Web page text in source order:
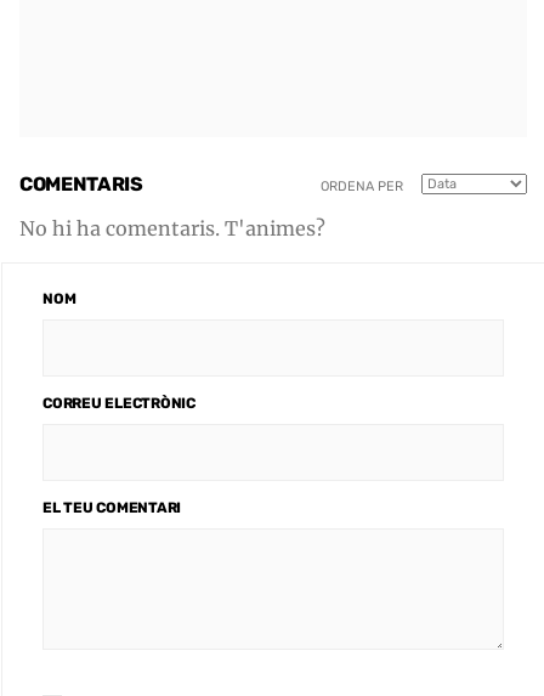
COMENTARIS ORDENA PER
No hi ha comentaris. T'animes?
NOM
CORREU ELECTRÒNIC
EL TEU COMENTARI